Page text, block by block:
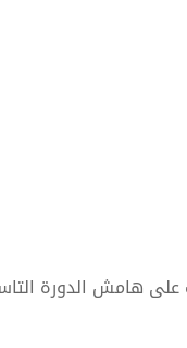
على هامش الدورة